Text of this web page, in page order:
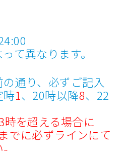
て異なります。
通り、必ずご記入
時1、20時以降8、22
を超える場合に
でに必ずラインにて